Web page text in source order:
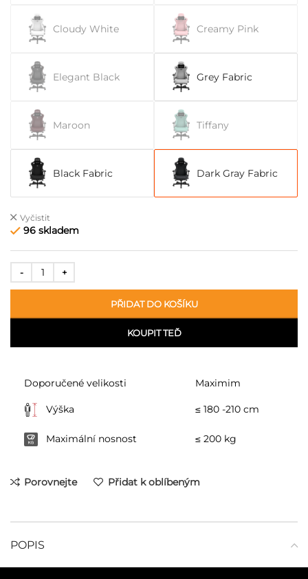
Cloudy White Creamy Pink
Elegant Black Grey Fabric
Maroon Tiffany
Black Fabric Dark Gray Fabric
Vyčistit
96 skladem
PŘIDAT DO KOŠÍKU
KOUPIT TEĎ
Doporučené velikosti Maximim
Výška ≤ 180 -210 cm
Maximální nosnost ≤ 200 kg
Porovnejte Přidat k oblíbeným
POPIS